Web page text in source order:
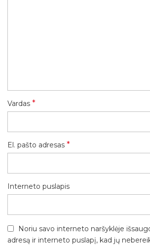
Vardas *
El. pašto adresas *
Interneto puslapis
Noriu savo interneto naršyklėje
adresą ir interneto puslapį, kad jų